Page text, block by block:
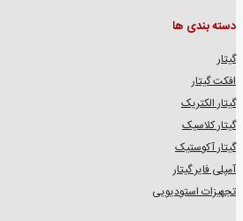
دسته بندی ها
گیتار
افکت گیتار
گیتار الکتریک
گیتار کلاسیک
گیتار آکوستیک
آمپلی فایر گیتار
تجهیزات استودیویی